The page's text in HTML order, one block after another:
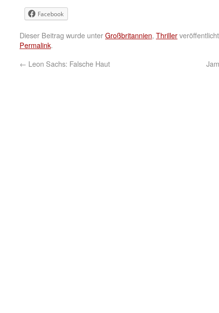
Facebook
Dieser Beitrag wurde unterGroßbritannien, Thriller
Permalink.
← Leon Sachs: Falsche Haut